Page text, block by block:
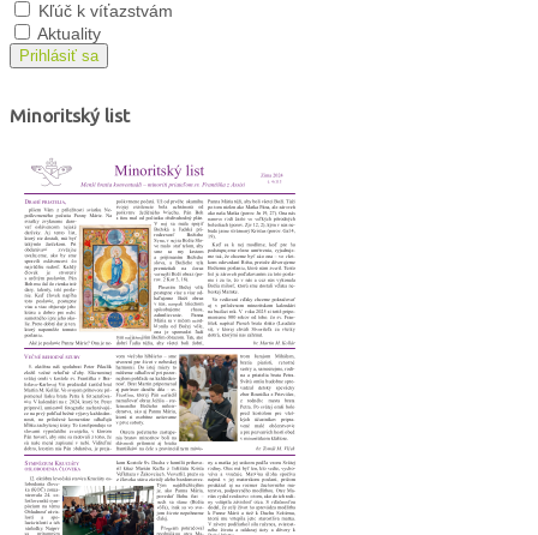
Kľúč k víťazstvám
Aktuality
Prihlásiť sa
Minoritský list